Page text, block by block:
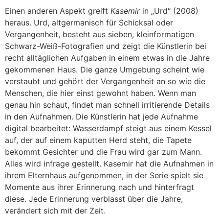
Einen anderen Aspekt greift Kasemirin „Urd“ (2008)
heraus. Urd, altgermanisch für Schicksal oder
Vergangenheit, besteht aus sieben, kleinformatigen
Schwarz-Weiß-Fotografien und zeigt die Künstlerin bei
recht alltäglichen Aufgaben in einem etwas in die Jahre
gekommenen Haus. Die ganze Umgebung scheint wie
verstaubt und gehört der Vergangenheit an so wie die
Menschen, die hier einst gewohnt haben. Wenn man
genau hin schaut, findet man schnell irritierende Details
in den Aufnahmen. Die Künstlerin hat jede Aufnahme
digital bearbeitet: Wasserdampf steigt aus einem Kessel
auf, der auf einem kaputten Herd steht, die Tapete
bekommt Gesichter und die Frau wird gar zum Mann.
Alles wird infrage gestellt. Kasemir hat die Aufnahmen in
ihrem Elternhaus aufgenommen, in der Serie spielt sie
Momente aus ihrer Erinnerung nach und hinterfragt
diese. Jede Erinnerung verblasst über die Jahre,
verändert sich mit der Zeit.